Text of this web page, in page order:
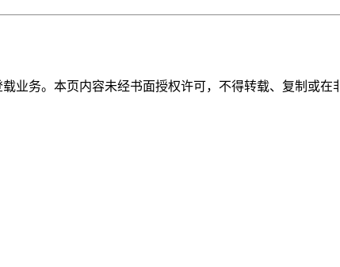
业务。本页内容未经书面授权许可，不得转载、复制或